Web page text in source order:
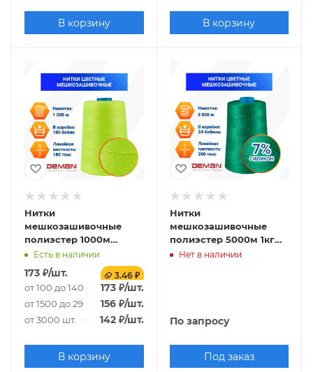
В корзину В корзину
Нитки
мешкозашивочные
полиэстер 1000м
0,20кг 180текс,
салатовый
Есть в наличии
173 ₽/шт. 3.46 ₽
от 100 до 1400 шт.173₽/шт.
от 1500 до 2900 шт.
156₽/шт.
от 3000 шт. 142₽/шт.
В корзину
Нитки
мешкозашивочные
полиэстер 5000м 1кг
200текс, 7% силикон,
Нет в наличии
По запросу
Под заказ